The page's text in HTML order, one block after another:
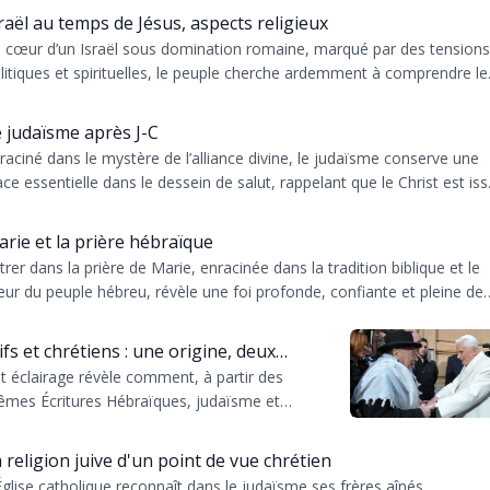
au temps de Jésus, aspects religieux
cœur d’un Israël sous domination romaine, marqué par des tensions
et spirituelles, le peuple cherche ardemment à comprendre le
judaïsme après J-C
dans le mystère de l’alliance divine, le judaïsme conserve une
essentielle dans le dessein de salut, rappelant que le Christ est
et la prière hébraïque
dans la prière de Marie, enracinée dans la tradition biblique et le
du peuple hébreu, révèle une foi profonde, confiante et pleine de
et chrétiens : une origine, deux
éclairage révèle comment, à partir des
Écritures Hébraïques, judaïsme et
distincts : l’un ...
religion juive d'un point de vue chrétien